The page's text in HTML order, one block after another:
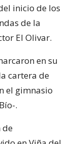
inicio de los
de la
El Olivar.
en su
cartera de
el gimnasio
.
de